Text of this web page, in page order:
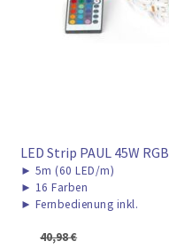
LED Strip PAUL 45W RGB
► 5m (60 LED/m)
► 16 Farben
► Fernbedienung inkl.
40,98€